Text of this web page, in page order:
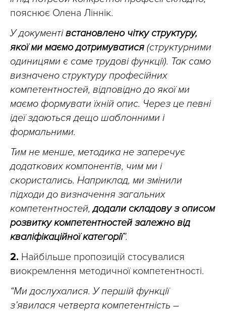
пояснює Олена Ліннік.
У документівстановлено чітку структуру,
якої ми маємо дотримуватися (структурними
одиницями є саме трудові функції). Так само
визначено структуру професійних
компетентностей, відповідно до якої ми
маємо формувати їхній опис. Через це певні
ідеї здаються дещо шаблонними і
формальними.
Тим не менше, методика не заперечує
додаткових компонентів, чим ми і
скористались. Наприклад, ми змінили
підходи до визначення загальних
компетентностей,додали складову з описом
розвитку компетентностей залежно від
кваліфікаційної категорії”.
2. Найбільше пропозицій стосувалися
виокремлення методичної компетентності.
“Ми дослухалися. У першій функції
з’явилася четверта компетентність –